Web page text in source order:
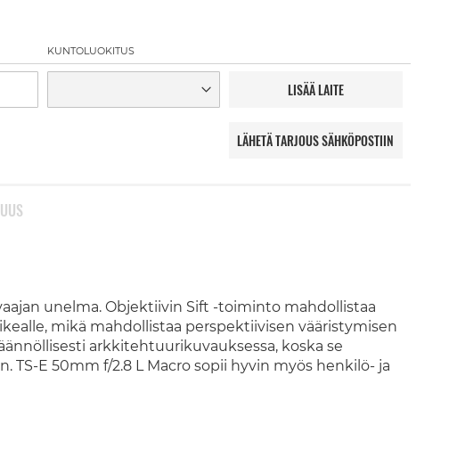
KUNTOLUOKITUS
LISÄÄ LAITE
LÄHETÄ TARJOUS SÄHKÖPOSTIIN
unelma. Objektiivin Sift -toiminto mahdollistaa
mikä mahdollistaa perspektiivisen vääristymisen
arkkitehtuurikuvauksessa, koska se
E 50mm f/2.8 L Macro sopii hyvin myös henkilö- ja